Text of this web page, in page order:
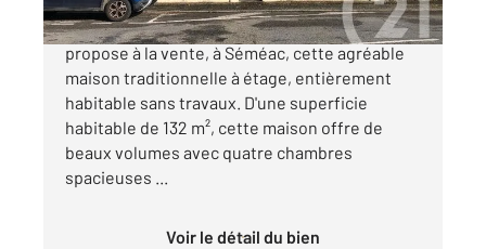
Votre agence Century 21 GM Immobilier vous
propose à la vente, à Séméac, cette agréable
maison traditionnelle à étage, entièrement
habitable sans travaux. D'une superficie
habitable de 132 m², cette maison offre de
beaux volumes avec quatre chambres
spacieuses ...
Voir le détail du bien